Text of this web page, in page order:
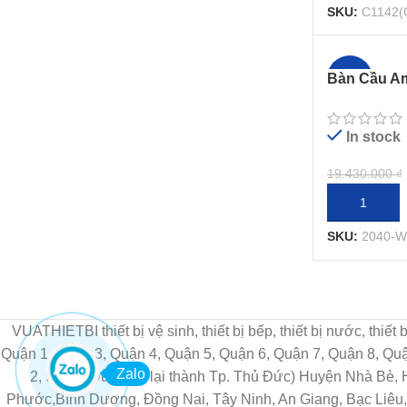
SKU:
-21%
Bàn Cầu
In stock
19.430.000₫
THÊM VÀO
SKU: 2040-
VUATHIETBI thiết bị vệ sinh, thiết bị bếp, thiết bị nước,
Quận 1, Quận 3, Quận 4, Quận 5, Quận 6, Quận 7, Quận 8,
2, 9, Thủ Đức gộp lại thành Tp. Thủ Đức) Huyện Nhà Bè,
Phước,Bình Dương, Đồng Nai, Tây Ninh, An Giang, Bạc
Zalo